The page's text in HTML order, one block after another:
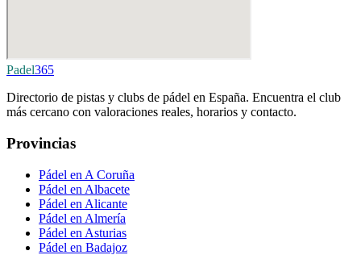
Padel365
Directorio de pistas y clubs de pádel en España. Encuentra el club
más cercano con valoraciones reales, horarios y contacto.
Provincias
Pádel en A Coruña
Pádel en Albacete
Pádel en Alicante
Pádel en Almería
Pádel en Asturias
Pádel en Badajoz